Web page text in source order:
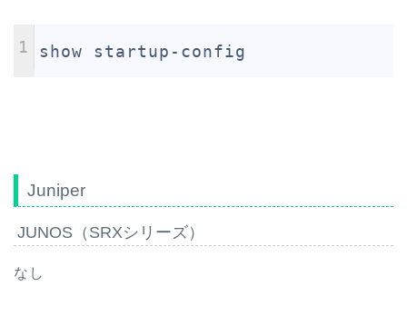
1 show startup-config
Juniper
JUNOS（SRXシリーズ）
なし